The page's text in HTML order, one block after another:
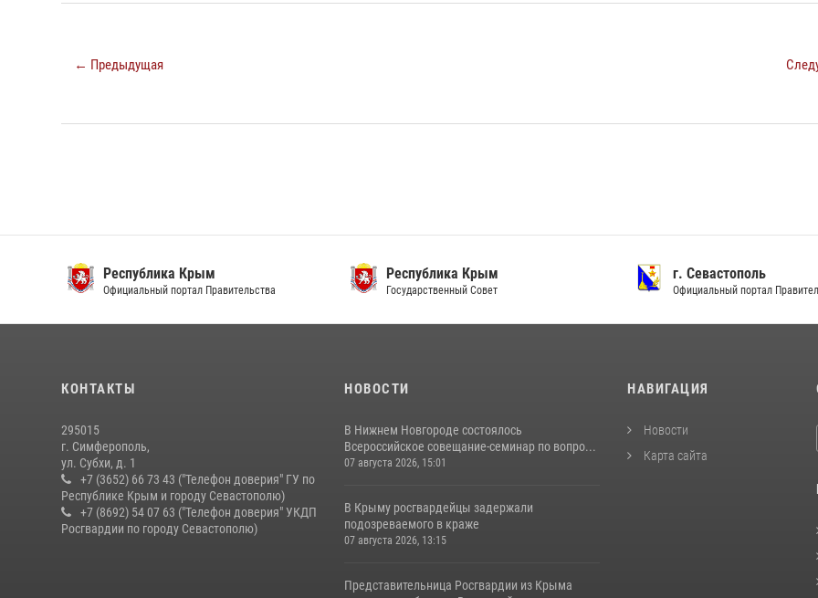
← Предыдущая
Республика Крым
Официальный портал Правительства
Республика Крым
Государственный Совет
г. Севастополь
Официальный портал
КОНТАКТЫ
295015
г. Симферополь,
ул. Субхи, д. 1
+7 (3652) 66 73 43 ("Телефон доверия" ГУ по
Республике Крым и городу Севастополю)
+7 (8692) 54 07 63 ("Телефон доверия" УКДП
Росгвардии по городу Севастополю)
НОВОСТИ
В Нижнем Новгороде состоялось
Всероссийское совещание-семинар по вопро...
07 августа 2026, 15:01
В Крыму росгвардейцы задержали
подозреваемого в краже
07 августа 2026, 13:15
Представительница Росгвардии из Крыма
НАВИГАЦИЯ
Новости
Карта сайта